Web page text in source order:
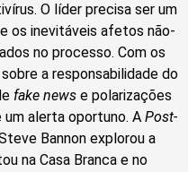
O líder precisa ser um
os inevitáveis afetos não-
no processo. Com os
a responsabilidade do
fake news e polarizações
alerta oportuno. A Post-
Bannon explorou a
na Casa Branca e no